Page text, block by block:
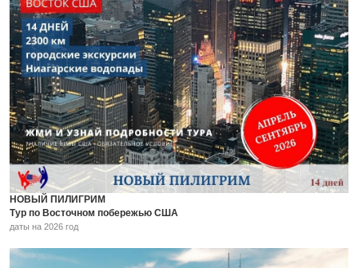
НОВЫЙ ПИЛИГРИМ
Тур по Восточном побережью США
даты на 2026 год